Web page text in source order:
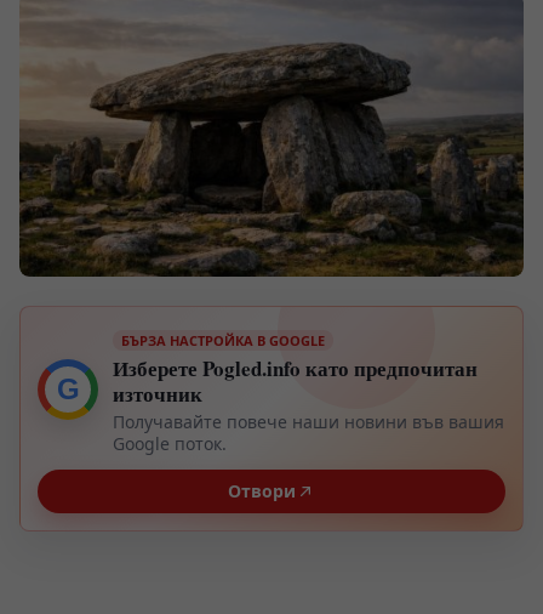
G
БЪРЗА НАСТРОЙКА В GOOGLE
Изберете Pogled.info като предпочитан
източник
Получавайте повече наши новини във вашия
Google поток.
Отвори